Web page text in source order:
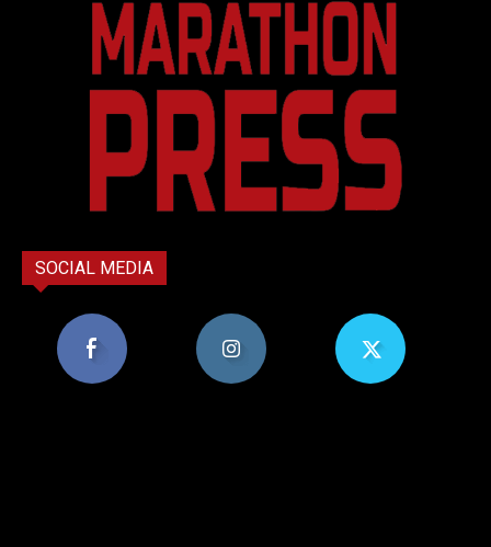
SOCIAL MEDIA